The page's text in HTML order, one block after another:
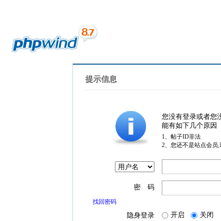
提示信息
您没有登录或者您
能有如下几个原因
1、帖子ID非法
2、您还不是站点会员
密 码
找回密码
隐身登录 开启 关闭